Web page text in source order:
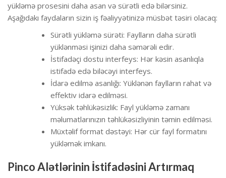
yükləmə prosesini daha asan və sürətli edə bilərsiniz.
Aşağıdakı faydaların sizin iş fəaliyyətinizə müsbət təsiri olacaq:
Sürətli yükləmə sürəti: Faylların daha sürətli
yüklənməsi işinizi daha səmərəli edir.
İstifadəçi dostu interfeys: Hər kəsin asanlıqla
istifadə edə biləcəyi interfeys.
İdarə edilmə asanlığı: Yüklənən faylların rahat və
effektiv idarə edilməsi.
Yüksək təhlükəsizlik: Fayl yükləmə zamanı
məlumatlarınızın təhlükəsizliyinin təmin edilməsi.
Müxtəlif format dəstəyi: Hər cür fayl formatını
yükləmək imkanı.
Pinco Alətlərinin İstifadəsini Artırmaq